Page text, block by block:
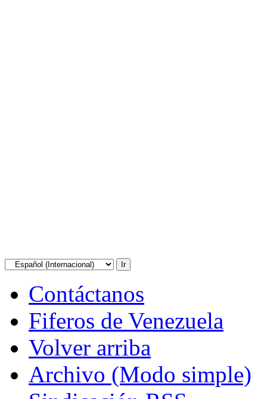
Contáctanos
Fiferos de Venezuela
Volver arriba
Archivo (Modo simple)